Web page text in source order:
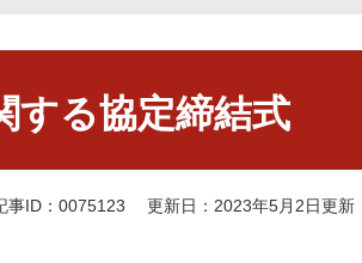
検
する協定締結式
事ID：0075123 更新日：2023年5月2日更新